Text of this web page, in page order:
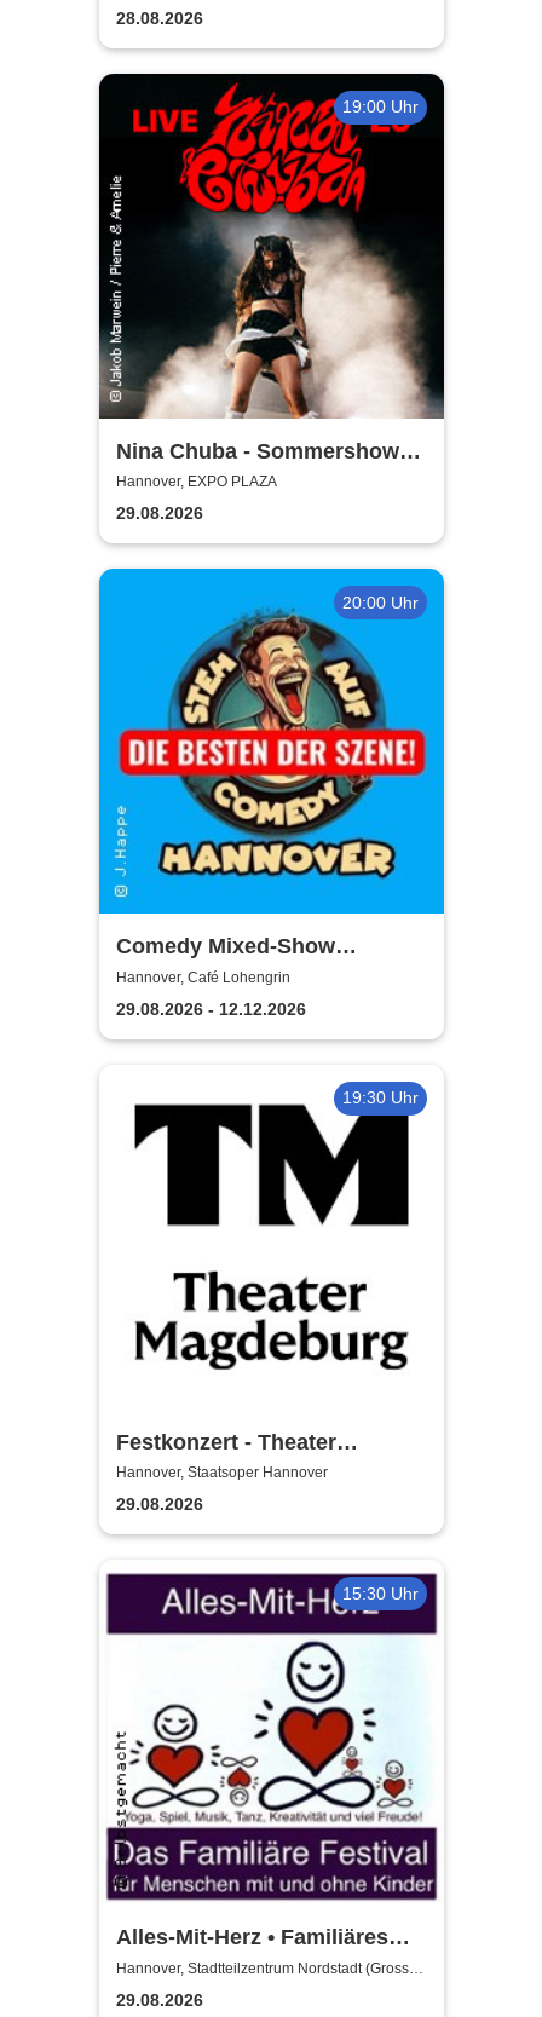
28.08.2026
19:00 Uhr
Nina Chuba - Sommershows
2026
Hannover, EXPO PLAZA
29.08.2026
20:00 Uhr
Comedy Mixed-Show
Hannover / STEH AUF
COMEDY
Hannover, Café Lohengrin
29.08.2026 - 12.12.2026
19:30 Uhr
Festkonzert - Theater
Magdeburg
Hannover, Staatsoper Hannover
29.08.2026
15:30 Uhr
Alles-Mit-Herz • Familiäres
Festival - für Familien &
Menschen ohne Kinder
Hannover, Stadtteilzentrum Nordstadt (Grosser
Saal)
29.08.2026